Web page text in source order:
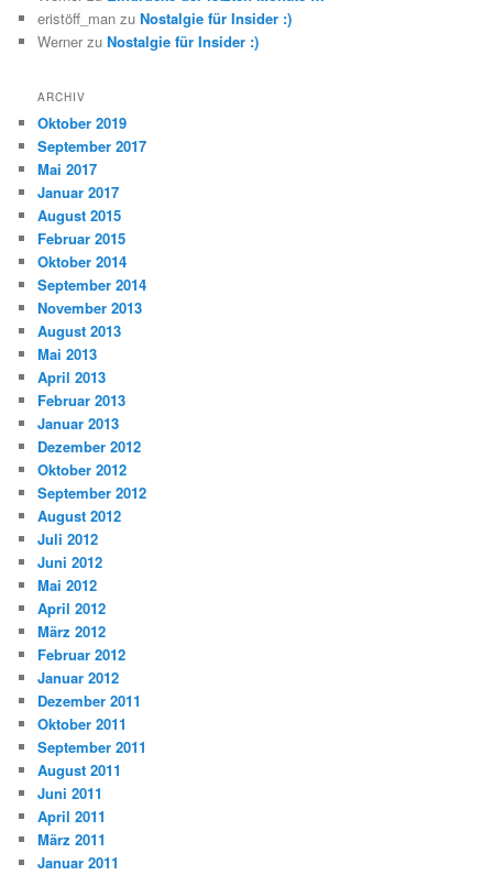
eristöff_man zuNostalgie für Insider :)
Werner zuNostalgie für Insider :)
ARCHIV
Oktober 2019
September 2017
Mai 2017
Januar 2017
August 2015
Februar 2015
Oktober 2014
September 2014
November 2013
August 2013
Mai 2013
April 2013
Februar 2013
Januar 2013
Dezember 2012
Oktober 2012
September 2012
August 2012
Juli 2012
Juni 2012
Mai 2012
April 2012
März 2012
Februar 2012
Januar 2012
Dezember 2011
Oktober 2011
September 2011
August 2011
Juni 2011
April 2011
März 2011
Januar 2011